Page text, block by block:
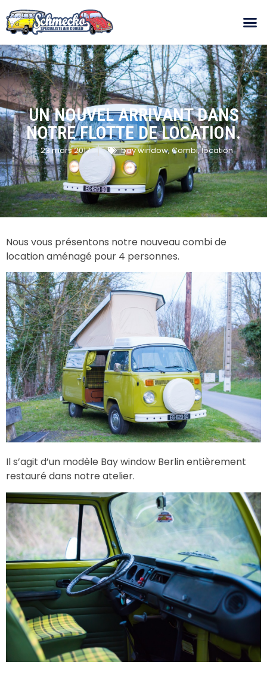
UN NOUVEL ARRIVANT DANS
NOTRE FLOTTE DE LOCATION.
23 mars 2017 bay window, Combi,location
Nous vous présentons notre nouveau combi de
location aménagé pour 4 personnes.
Il s’agit d’un modèle Bay window Berlin entièrement
restauré dans notre atelier.